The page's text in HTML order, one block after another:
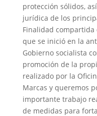
protección sólidos,
jurídica de los
Finalidad
que se inició en la
Gobierno socialista
promoción de la
realizado por la
Marcas y queremos
importante trabajo
de medidas para